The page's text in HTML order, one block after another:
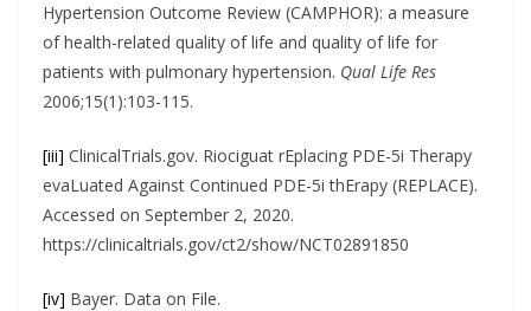
Hypertension Outcome Review (CAMPHOR): a measure
of health-related quality of life and quality of life for
patients with pulmonary hypertension. Qual Life Res
2006;15(1):103-115.
[iii] ClinicalTrials.gov. Riociguat rEplacing PDE-5i Therapy
evaLuated Against Continued PDE-5i thErapy (REPLACE).
Accessed on September 2, 2020.
https://clinicaltrials.gov/ct2/show/NCT02891850
[iv] Bayer. Data on File.